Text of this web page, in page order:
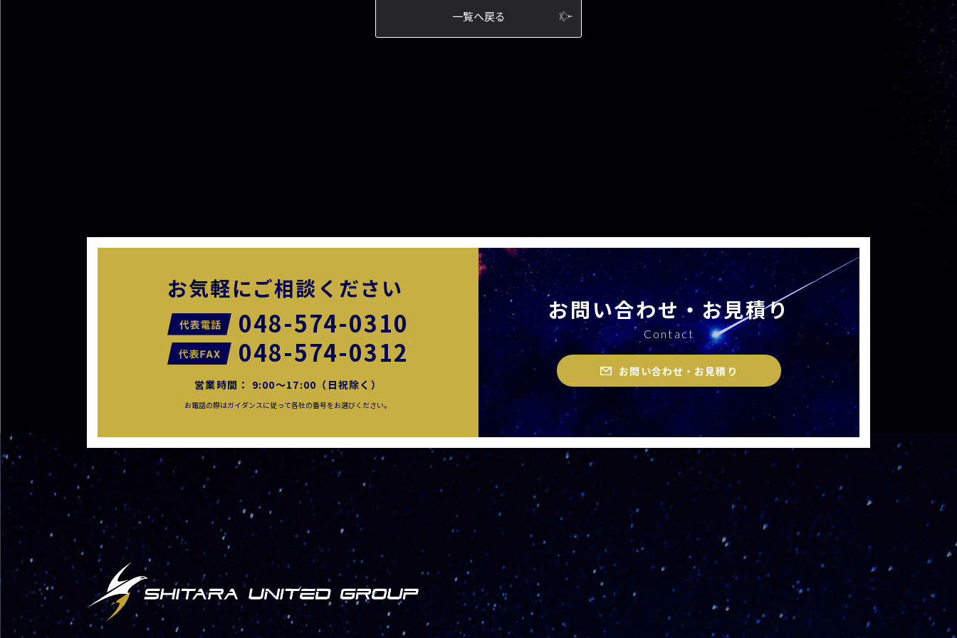
一覧へ戻る
お気軽にご相談ください
048-574-0310
048-574-0312
営業時間： 9:00〜17:00（日祝除く）
お電話の際はガイダンスに従って各社の番号をお選びください。
お問い合わせ・お見積り
Contact
お問い合わせ・お見積り